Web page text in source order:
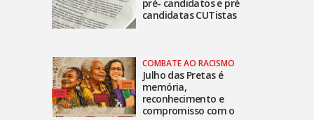
pré- candidatos e pré
candidatas CUTistas
COMBATE AO RACISMO
Julho das Pretas é
memória,
reconhecimento e
compromisso com o